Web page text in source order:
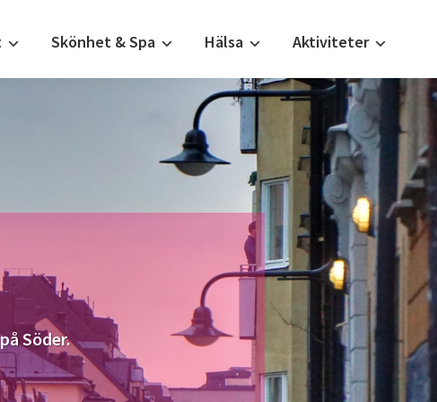
Skönhet & Spa Hälsa Aktiviteter
Söder.